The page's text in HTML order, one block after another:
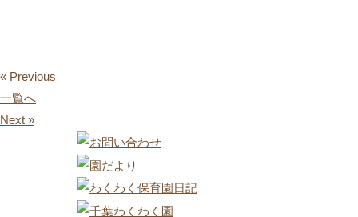
« Previous
一覧へ
Next »